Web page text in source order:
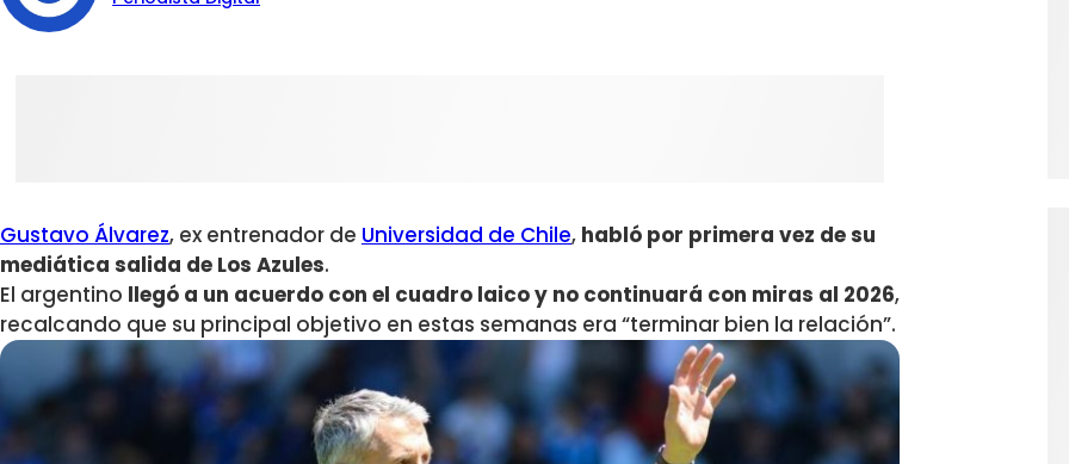
Gustavo Álvarez, ex entrenador de Universidad de Chile, habló por primera vez de su
mediática salida de Los Azules.
El argentino llegó a un acuerdo con el cuadro laico y no continuará con miras al 2026,
recalcando que su principal objetivo en estas semanas era “terminar bien la relación”.